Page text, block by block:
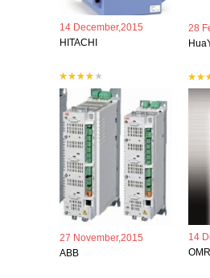
14 December,2015
HITACHI
28
27 November,2015
ABB
14